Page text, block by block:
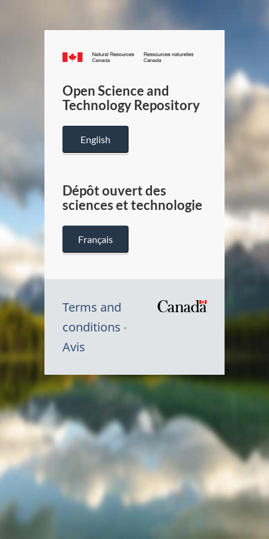
Canada.ca
/
Canada
Open Science and
Technology Repository
English
Dépôt ouvert des
sciences et technologie
Français
Terms and
conditions
Avis
Symbole
du